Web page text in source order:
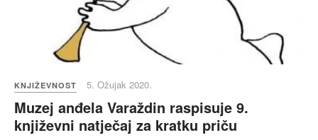
KNJIŽEVNOST 5. Ožujak 2020.
Muzej anđela Varaždin raspisuje 9.
književni natječaj za kratku priču